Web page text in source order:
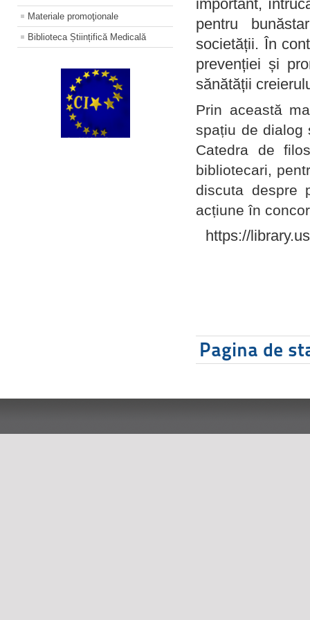
Materiale promoţionale
Biblioteca Științifică Medicală
important,
pentru
societății. În
prevenției și
sănătății
Prin această
spațiu de dialog
Catedra de
bibliotecari,
discuta despre
acțiune în
https://
Pagina de